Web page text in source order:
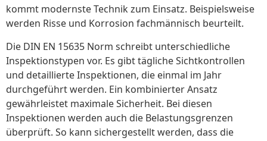
kommt modernste Technik zum Einsatz. Beispielsweise
werden Risse und Korrosion fachmännisch beurteilt.
Die DIN EN 15635 Norm schreibt unterschiedliche
Inspektionstypen vor. Es gibt tägliche Sichtkontrollen
und detaillierte Inspektionen, die einmal im Jahr
durchgeführt werden. Ein kombinierter Ansatz
gewährleistet maximale Sicherheit. Bei diesen
Inspektionen werden auch die Belastungsgrenzen
überprüft. So kann sichergestellt werden, dass die